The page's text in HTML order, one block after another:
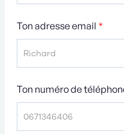
Ton adresse email *
Ton numéro de